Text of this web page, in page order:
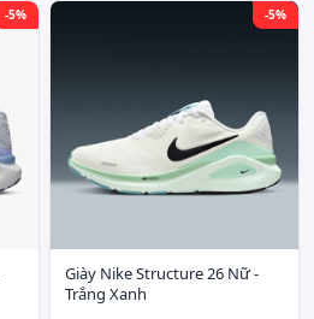
-5% -5%
Giày Nike Structure 26 Nữ -
Trắng Xanh